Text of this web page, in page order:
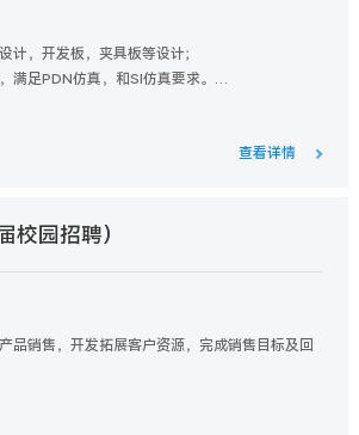
计，开发板，夹具板等设计；
满足PDN仿真，和SI仿真要求。
查看详情
校园招聘）
品销售，开发拓展客户资源，完成销售目标及回